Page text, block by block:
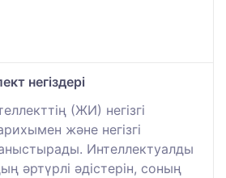
негіздері
(ЖИ) негізгі
және негізгі
Интеллектуалды
әртүрлі әдістерін, соның